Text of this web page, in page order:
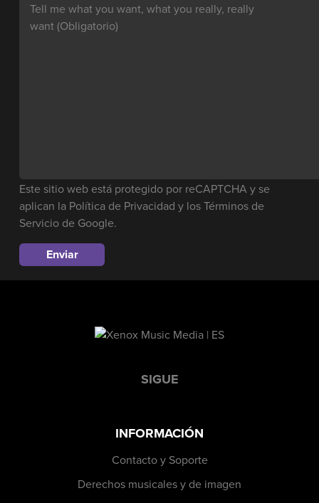
Tell me what you want, what you really, really
want (Obligatorio)
Este sitio web está protegido por reCAPTCHA y se
aplican la Política de Privacidad y losTérminos de
Servicio de Google.
SIGUE
INFORMACIÓN
Contacto y Soporte
Derechos musicales y de imagen